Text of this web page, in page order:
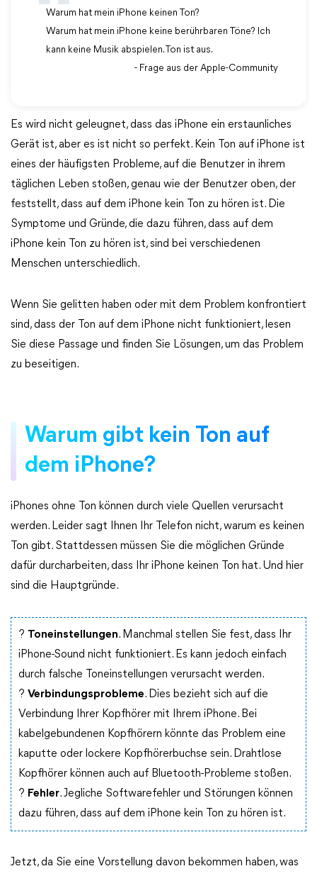
Warum hat mein iPhone keinen Ton?
Warum hat mein iPhone keine berührbaren Töne? Ich
kann keine Musik abspielen. Ton ist aus.
- Frage aus der Apple-Community
Es wird nicht geleugnet, dass das iPhone ein erstaunliches
Gerät ist, aber es ist nicht so perfekt. Kein Ton auf iPhone ist
eines der häufigsten Probleme, auf die Benutzer in ihrem
täglichen Leben stoßen, genau wie der Benutzer oben, der
feststellt, dass auf dem iPhone kein Ton zu hören ist. Die
Symptome und Gründe, die dazu führen, dass auf dem
iPhone kein Ton zu hören ist, sind bei verschiedenen
Menschen unterschiedlich.
Wenn Sie gelitten haben oder mit dem Problem konfrontiert
sind, dass der Ton auf dem iPhone nicht funktioniert, lesen
Sie diese Passage und finden Sie Lösungen, um das Problem
zu beseitigen.
Warum gibt kein Ton auf
dem iPhone?
iPhones ohne Ton können durch viele Quellen verursacht
werden. Leider sagt Ihnen Ihr Telefon nicht, warum es keinen
Ton gibt. Stattdessen müssen Sie die möglichen Gründe
dafür durcharbeiten, dass Ihr iPhone keinen Ton hat. Und hier
sind die Hauptgründe.
? Toneinstellungen. Manchmal stellen Sie fest, dass Ihr
iPhone-Sound nicht funktioniert. Es kann jedoch einfach
durch falsche Toneinstellungen verursacht werden.
? Verbindungsprobleme. Dies bezieht sich auf die
Verbindung Ihrer Kopfhörer mit Ihrem iPhone. Bei
kabelgebundenen Kopfhörern könnte das Problem eine
kaputte oder lockere Kopfhörerbuchse sein. Drahtlose
Kopfhörer können auch auf Bluetooth-Probleme stoßen.
? Fehler. Jegliche Softwarefehler und Störungen können
dazu führen, dass auf dem iPhone kein Ton zu hören ist.
Jetzt, da Sie eine Vorstellung davon bekommen haben, was